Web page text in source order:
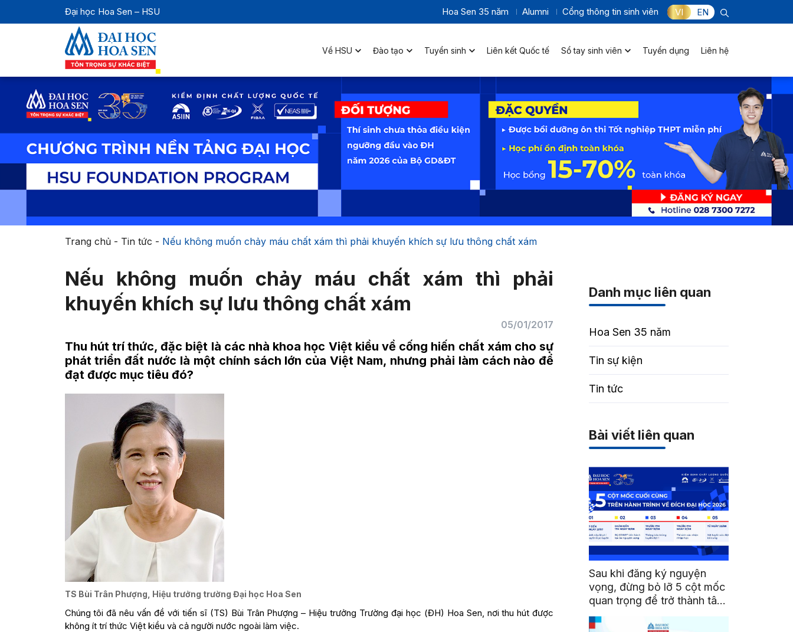
Đại học Hoa Sen – HSU Hoa Sen 35 năm Alumni Cổng thông tin sinh viên VI EN
Về HSU Đào tạo Tuyển sinh Liên kết Quốc tế Sổ tay sinh viên Tuyển dụng Liên hệ
Trang chủ- Tin tức - Nếu không muốn chảy máu chất xám thì phải khuyến khích sự lưu thông chất xám
Nếu không muốn chảy máu chất xám thì phải
khuyến khích sự lưu thông chất xám
05/01/2017
Thu hút trí thức, đặc biệt là các nhà khoa học Việt kiều về cống hiến chất xám cho sự
phát triển đất nước là một chính sách lớn của Việt Nam, nhưng phải làm cách nào để
đạt được mục tiêu đó?
TS Bùi Trân Phượng, Hiệu trưởng trường Đại học Hoa Sen
Chúng tôi đã nêu vấn đề với tiến sĩ (TS) Bùi Trân Phượng – Hiệu trưởng Trường đại học (ĐH) Hoa Sen, nơi thu hút được
không ít trí thức Việt kiều và cả người nước ngoài làm việc.
Danh mục liên quan
Hoa Sen 35 năm
Tin sự kiện
Tin tức
Bài viết liên quan
Sau khi đăng ký nguyện
vọng, đừng bỏ lỡ 5 cột mốc
quan trọng để trở thành tân
sinh viên HSU